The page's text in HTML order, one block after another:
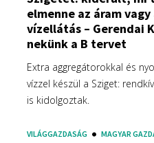
elmenne az áram
vízellátás – Gerendai
nekünk a B tervet
Extra aggregátorokkal és
vízzel készül a Sziget:
is kidolgoztak.
VILÁGGAZDASÁG MAGYAR